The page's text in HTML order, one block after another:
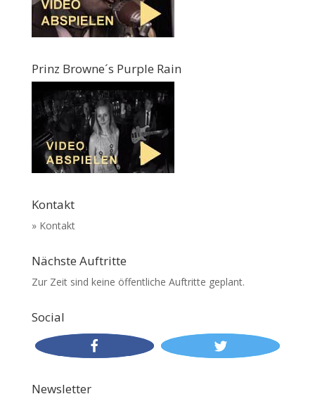
Prinz Browne´s Purple Rain
Kontakt
» Kontakt
Nächste Auftritte
Zur Zeit sind keine öffentliche Auftritte geplant.
Social
Newsletter